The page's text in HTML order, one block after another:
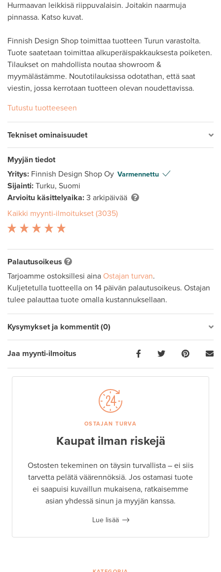
Hurmaavan leikkisä riippuvalaisin. Joitakin naarmuja
pinnassa. Katso kuvat.
Finnish Design Shop toimittaa tuotteen Turun varastolta.
Tuote saatetaan toimittaa alkuperäispakkauksesta poiketen.
Tilaukset on mahdollista noutaa showroom &
myymälästämme. Noutotilauksissa odotathan, että saat
viestin, jossa kerrotaan tuotteen olevan noudettavissa.
Tutustu tuotteeseen
Tekniset ominaisuudet
Myyjän tiedot
Yritys: Finnish Design Shop Oy Varmennettu
Sijainti: Turku, Suomi
Arvioitu käsittelyaika: 3 arkipäivää
Kaikki myynti-ilmoitukset (3035)
Palautusoikeus
Tarjoamme ostoksillesi aina Ostajan turvan.
Kuljetetulla tuotteella on 14 päivän palautusoikeus. Ostajan
tulee palauttaa tuote omalla kustannuksellaan.
Kysymykset ja kommentit (0)
Jaa myynti-ilmoitus
OSTAJAN TURVA
Kaupat ilman riskejä
Ostosten tekeminen on täysin turvallista – ei siis
tarvetta pelätä väärennöksiä. Jos ostamasi tuote
ei saapuisi kuvaillun mukaisena, ratkaisemme
asian yhdessä sinun ja myyjän kanssa.
Lue lisää